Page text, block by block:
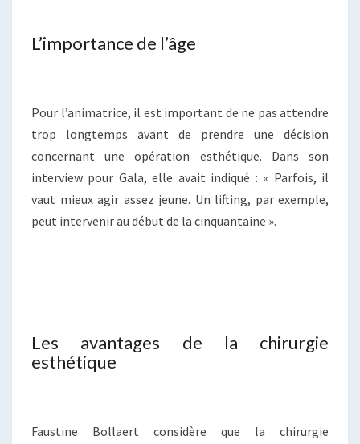
L’importance de l’âge
Pour l’animatrice, il est important de ne pas attendre
trop longtemps avant de prendre une décision
concernant une opération esthétique. Dans son
interview pour Gala, elle avait indiqué : « Parfois, il
vaut mieux agir assez jeune. Un lifting, par exemple,
peut intervenir au début de la cinquantaine ».
Les avantages de la chirurgie
esthétique
Faustine Bollaert considère que la chirurgie